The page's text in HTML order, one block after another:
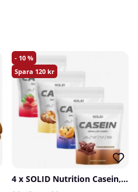
10
120
4 x SOLID Nutrition Casein, 750 g